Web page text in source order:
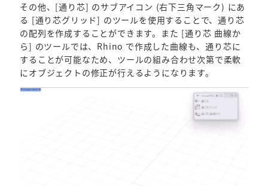
その他、[通り芯] のサブアイコン (右下三角マーク) にあ
る [通り芯グリッド] のツールを使用することで、通り芯
の配列を作成することができます。また [通り芯 曲線か
ら] のツールでは、Rhino で作成した曲線も、通り芯に
することが可能なため、ツールの組み合わせ次第で柔軟
にオブジェクトの修正が行えるようになります。